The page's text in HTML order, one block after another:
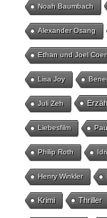
Noah Baumbach
Alexander Osang
Ethan und Joel
Lisa Joy
Juli Zeh
Liebesfilm
Philip Roth
Henry Winkler
Krimi Thriller